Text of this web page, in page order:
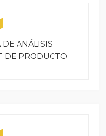
ANÁLISIS
DE PRODUCTO